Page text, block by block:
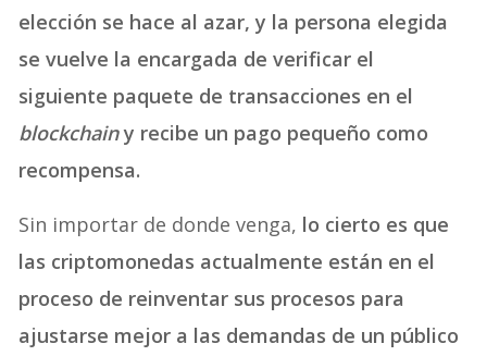
elección se hace al azar, y la persona elegida
se vuelve la encargada de verificar el
siguiente paquete de transacciones en el
blockchainy recibe un pago pequeño como
recompensa.
Sin importar de donde venga, lo cierto es que
las criptomonedas actualmente están en el
proceso de reinventar sus procesos para
ajustarse mejor a las demandas de un público